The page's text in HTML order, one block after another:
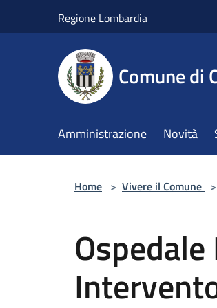
Regione Lombardia
Comune di
Amministrazione Novità
Home > Vivere il Comune >